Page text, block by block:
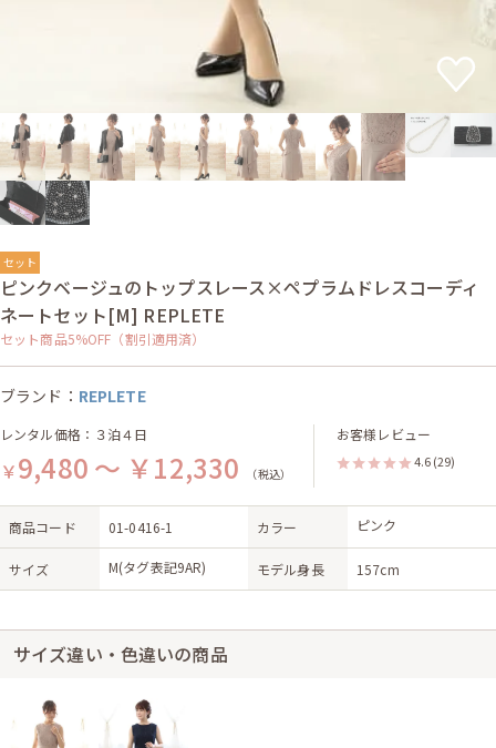
セット
ピンクベージュのトップスレース×ペプラムドレスコーディ
ネートセット[M] REPLETE
セット商品5%OFF（割引適用済）
ブランド： REPLETE
レンタル価格：３泊４日
￥9,480 ～ ￥12,330 （税込）
お客様レビュー
4.6(29)
商品コード 01-0416-1 カラー ピンク
サイズ M(タグ表記9AR) モデル身長 157cm
サイズ違い・色違いの商品